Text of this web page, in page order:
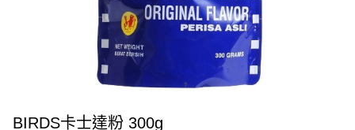
BIRDS卡士達粉 300g